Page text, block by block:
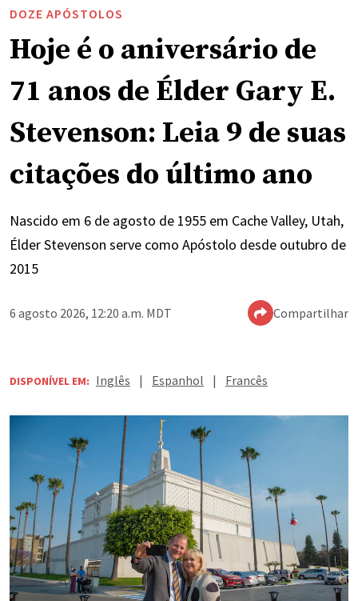
DOZE APÓSTOLOS
Hoje é o aniversário de
71 anos de Élder Gary E.
Stevenson: Leia 9 de suas
citações do último ano
Nascido em 6 de agosto de 1955 em Cache Valley, Utah,
Élder Stevenson serve como Apóstolo desde outubro de
2015
6 agosto 2026, 12:20 a.m. MDT Compartilhar
DISPONÍVEL EM: Inglês | Espanhol | Francês